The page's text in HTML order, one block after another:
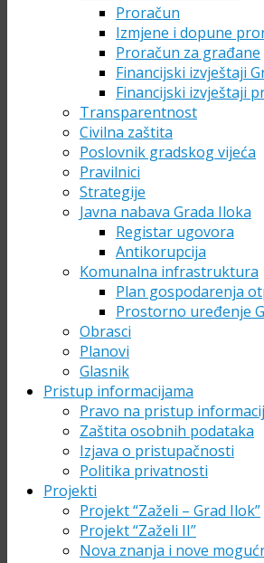
Proračun
Izmjene i dopune
Proračun za građane
Financijski izvještaji
Financijski izvještaji
Transparentnost
Civilna zaštita
Poslovnik gradskog vijeća
Pravilnici
Strategije
Javna nabava Grada Iloka
Registar ugovora
Antikorupcija
Komunalna infrastruktura
Plan gospodarenja
Prostorno uređenje
Obrasci
Planovi
Glasnik
Pristup informacijama
Pravo na pristup
Zaštita osobnih podataka
Izjava o pristupačnosti
Politika privatnosti
Projekti
Projekt “Zaželi – Grad Ilok”
Projekt “Zaželi II”
Nova znanja i nove